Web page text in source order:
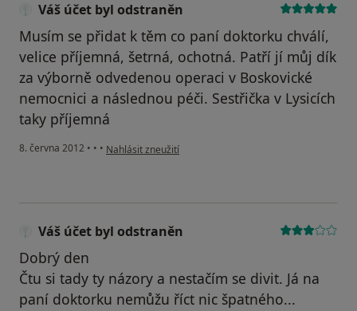
Váš účet byl odstraněn
Musím se přidat k těm co paní doktorku chválí,
velice příjemná, šetrná, ochotná. Patří jí můj dík
za výborně odvedenou operaci v Boskovické
nemocnici a následnou péči. Sestřička v Lysicích
taky příjemná
8. června 2012 • • • podle názoru uživatele Váš účet byl odstraněn
Nahlásit zneužití
Váš účet byl odstraněn
Dobrý den
Čtu si tady ty názory a nestačím se divit. Já na
paní doktorku nemůžu říct nic špatného...